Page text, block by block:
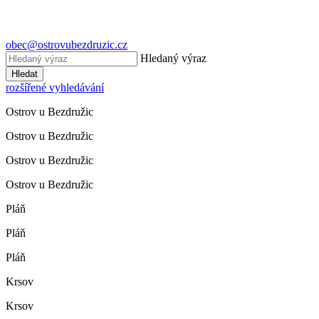
obec@ostrovubezdruzic.cz
Hledaný výraz
Hledat
rozšířené vyhledávání
Ostrov u Bezdružic
Ostrov u Bezdružic
Ostrov u Bezdružic
Ostrov u Bezdružic
Pláň
Pláň
Pláň
Krsov
Krsov